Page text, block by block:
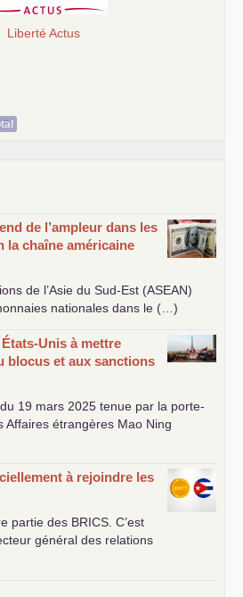
Liberté Actus
de l’ampleur dans les
la chaîne américaine
de l’Asie du Sud-Est (ASEAN)
nationales dans le (…)
Unis à mettre
blocus et aux sanctions
19 mars 2025 tenue par la porte-
Affaires étrangères Mao Ning
à rejoindre les
partie des BRICS . C’est
général des relations